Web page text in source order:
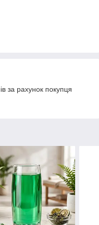
за рахунок покупця